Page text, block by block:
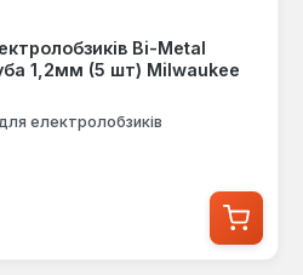
Bi-Metal
1,2мм (5 шт) Milwaukee
електролобзиків